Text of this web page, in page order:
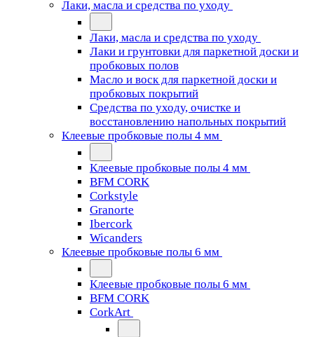
Лаки, масла и средства по уходу
Лаки, масла и средства по уходу
Лаки и грунтовки для паркетной доски и
пробковых полов
Масло и воск для паркетной доски и
пробковых покрытий
Средства по уходу, очистке и
восстановлению напольных покрытий
Клеевые пробковые полы 4 мм
Клеевые пробковые полы 4 мм
BFM CORK
Corkstyle
Granorte
Ibercork
Wicanders
Клеевые пробковые полы 6 мм
Клеевые пробковые полы 6 мм
BFM CORK
CorkArt